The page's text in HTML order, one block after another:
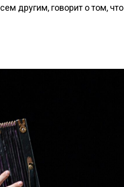
другим, говорит о том, что